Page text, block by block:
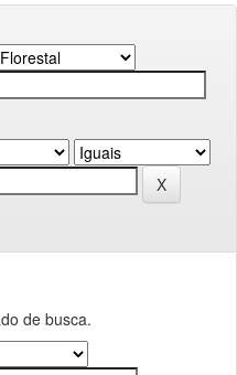
de busca.